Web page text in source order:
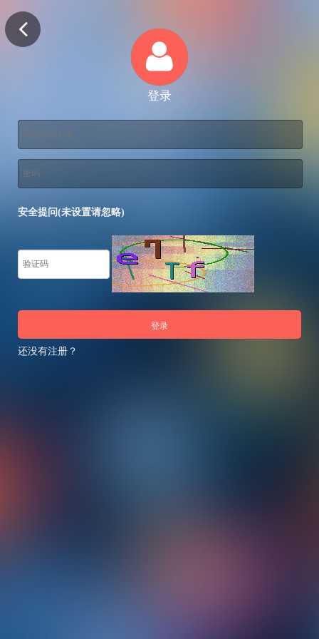
登录
安全提问(未设置请忽略)
登录
还没有注册？